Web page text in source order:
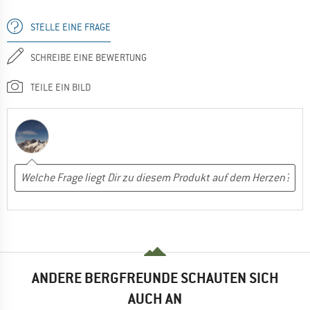
STELLE EINE FRAGE
SCHREIBE EINE BEWERTUNG
TEILE EIN BILD
ANDERE BERGFREUNDE SCHAUTEN SICH
AUCH AN